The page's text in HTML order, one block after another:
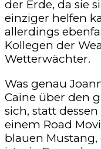
der Erde, da sie
einziger helfen
allerdings
Kollegen der
Wetterwächter.
Was genau
Caine über den
sich, statt
einem Road
blauen Mustang,